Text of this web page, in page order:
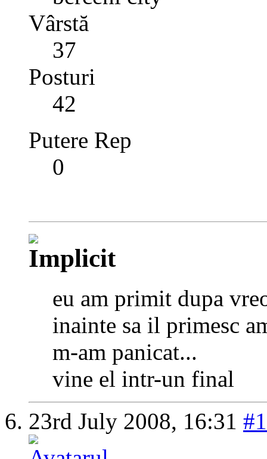
Vârstă
37
Posturi
42
Putere Rep
0
eu am primit dupa
inainte sa il primesc
m-am panicat...
vine el intr-un final
23rd July 2008, 16:31